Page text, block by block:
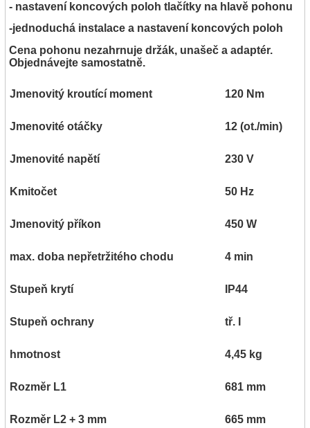
- nastavení koncových poloh tlačítky na hlavě pohonu
-jednoduchá instalace a nastavení koncových poloh
Cena pohonu nezahrnuje držák, unašeč a adaptér.
Objednávejte samostatně.
Jmenovitý kroutící moment 120 Nm
Jmenovité otáčky 12 (ot./min)
Jmenovité napětí 230 V
Kmitočet 50 Hz
Jmenovitý příkon 450 W
max. doba nepřetržitého chodu 4 min
Stupeň krytí IP44
Stupeň ochrany tř. I
hmotnost 4,45 kg
Rozměr L1 681 mm
Rozměr L2 + 3 mm 665 mm